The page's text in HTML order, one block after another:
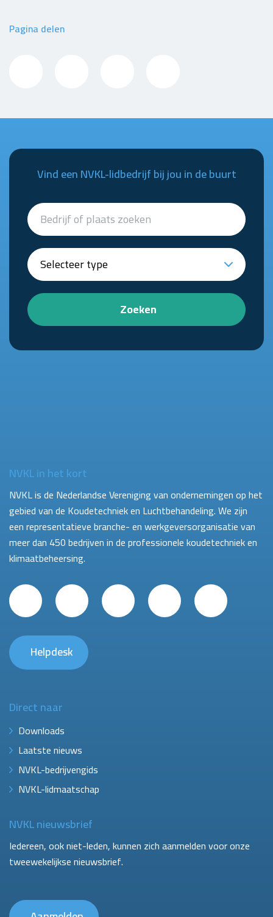
Pagina delen
Vind een NVKL-lidbedrijf bij jou in de buurt
Zoeken
NVKL in het kort
NVKL is de Nederlandse Vereniging van ondernemingen op het
gebied van de Koudetechniek en Luchtbehandeling. We zijn
een representatieve branche- en werkgeversorganisatie van
meer dan 450 bedrijven in de professionele koudetechniek en
klimaatbeheersing.
Helpdesk
Direct naar
Downloads
Laatste nieuws
NVKL-bedrijvengids
NVKL-lidmaatschap
NVKL nieuwsbrief
Iedereen, ook niet-leden, kunnen zich aanmelden voor onze
tweewekelijkse nieuwsbrief.